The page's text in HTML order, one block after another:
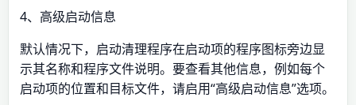
4、高级启动信息
默认情况下，启动清理程序在启动项的程序图标旁边显
示其名称和程序文件说明。要查看其他信息，例如每个
启动项的位置和目标文件，请启用“高级启动信息”选项。